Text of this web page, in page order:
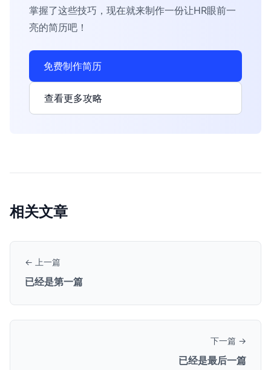
掌握了这些技巧，现在就来制作一份让HR眼前一
亮的简历吧！
免费制作简历
查看更多攻略
相关文章
← 上一篇
已经是第一篇
下一篇 →
已经是最后一篇